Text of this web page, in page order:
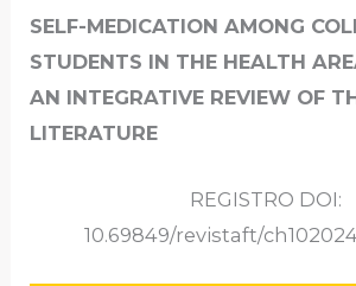
SELF-MEDICATION AMONG
STUDENTS IN THE HEALTH
AN INTEGRATIVE REVIEW OF
LITERATURE
REGISTRO DOI:
10.69849/revistaft/